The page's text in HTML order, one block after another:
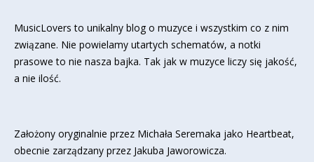
MusicLovers to unikalny blog o muzyce i wszystkim co z nim
związane. Nie powielamy utartych schematów, a notki
prasowe to nie nasza bajka. Tak jak w muzyce liczy się jakość,
a nie ilość.
Założony oryginalnie przez Michała Seremaka jako Heartbeat,
obecnie zarządzany przez Jakuba Jaworowicza.